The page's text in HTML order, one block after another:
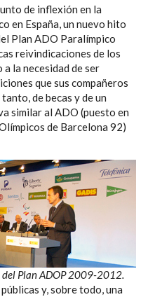
de inflexión en la
en España, un nuevo hito
Plan ADO Paralímpico
reivindicaciones de los
la necesidad de ser
que sus compañeros
de becas y de un
similar al ADO (puesto en
de Barcelona 92)
Plan ADOP 2009-2012.
y, sobre todo, una